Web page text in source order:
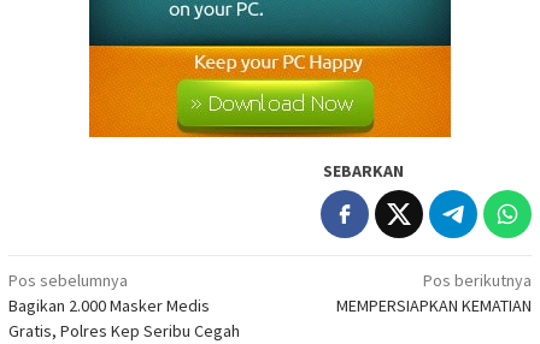
SEBARKAN
Navigasi
pos
Pos sebelumnya
Bagikan 2.000 Masker Medis
Gratis, Polres Kep Seribu Cegah
Pos berikutnya
MEMPERSIAPKAN KEMATIAN